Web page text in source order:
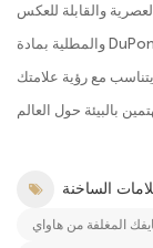
والقابلة للعكس
والمطلية بمادة DuPont™ Tyvek® الصديقة للبيئة. تواصل معنا الآن لتصميم
مع رؤية علامتك
المغلفة من هاواي